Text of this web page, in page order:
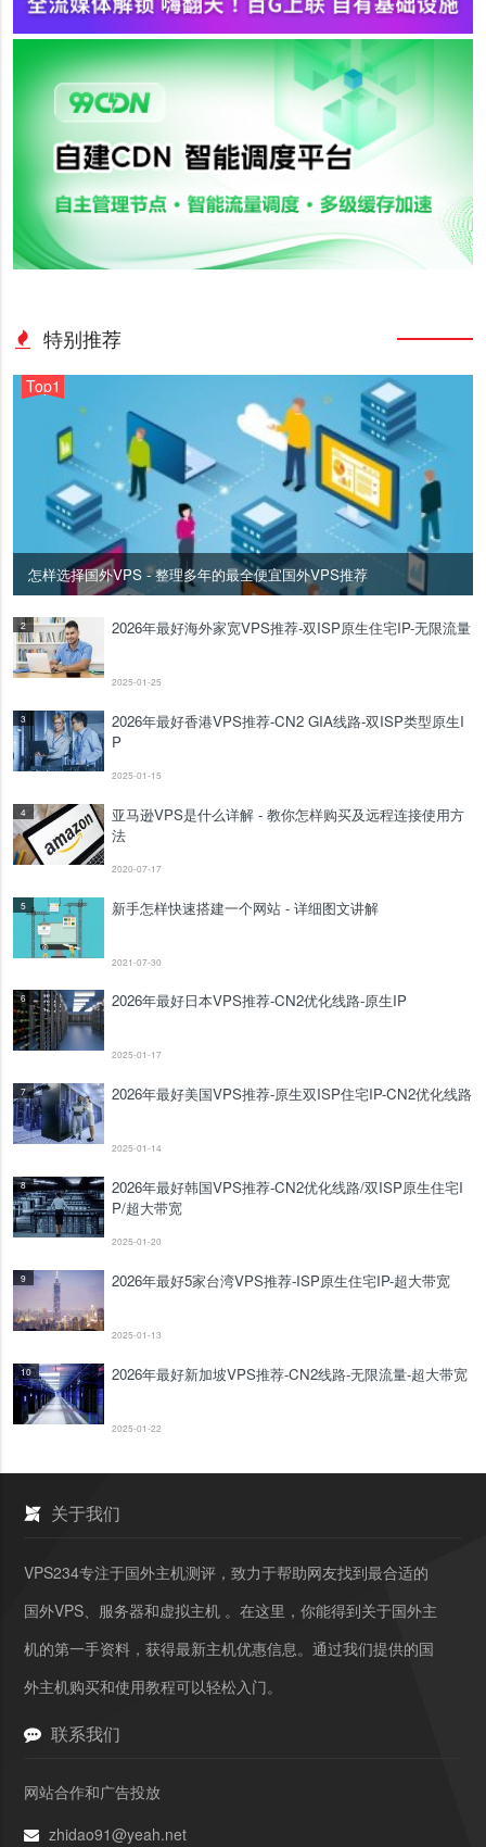
特别推荐
Top1
怎样选择国外VPS - 整理多年的最全便宜国外VPS推荐
2 2026年最好海外家宽VPS推荐-双ISP原生住宅IP-无限流量
2025-01-25
3
2026年最好香港VPS推荐-CN2 GIA线路-双ISP类型原生I
P
2025-01-15
4
亚马逊VPS是什么详解 - 教你怎样购买及远程连接使用方
法
2020-07-17
5 新手怎样快速搭建一个网站 - 详细图文讲解
2021-07-30
6 2026年最好日本VPS推荐-CN2优化线路-原生IP
2025-01-17
7 2026年最好美国VPS推荐-原生双ISP住宅IP-CN2优化线路
2025-01-14
8
2026年最好韩国VPS推荐-CN2优化线路/双ISP原生住宅I
P/超大带宽
2025-01-20
9 2026年最好5家台湾VPS推荐-ISP原生住宅IP-超大带宽
2025-01-13
10 2026年最好新加坡VPS推荐-CN2线路-无限流量-超大带宽
2025-01-22
关于我们
VPS234专注于国外主机测评，致力于帮助网友找到最合适的
国外VPS、服务器和虚拟主机 。在这里，你能得到关于国外主
机的第一手资料，获得最新主机优惠信息。通过我们提供的国
外主机购买和使用教程可以轻松入门。
联系我们
网站合作和广告投放
zhidao91@yeah.net